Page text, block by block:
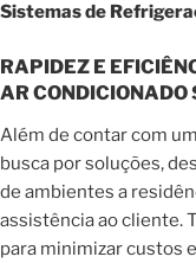
Sistemas de
RAPIDEZ E
AR CONDICIONADO
Além de contar com
busca por soluções,
de ambientes a
assistência ao cliente.
para minimizar custos